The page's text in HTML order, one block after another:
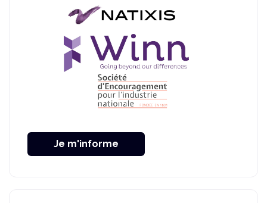
Je m'informe